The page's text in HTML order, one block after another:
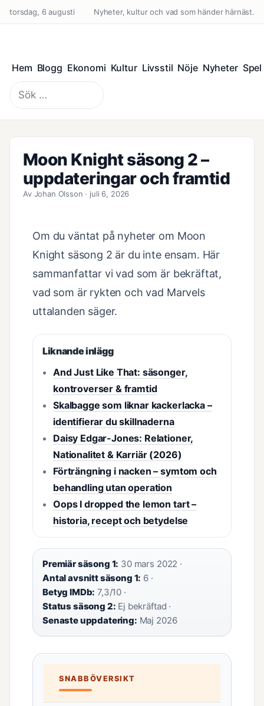
torsdag, 6 augusti Nyheter, kultur och vad som händer härnäst.
Hem Blogg Ekonomi Kultur Livsstil Nöje Nyheter Spel
Sök
efter:
Moon Knight säsong 2 –
uppdateringar och framtid
Av Johan Olsson · juli 6, 2026
Om du väntat på nyheter om Moon
Knight säsong 2 är du inte ensam. Här
sammanfattar vi vad som är bekräftat,
vad som är rykten och vad Marvels
uttalanden säger.
Liknande inlägg
And Just Like That: säsonger,
kontroverser & framtid
Skalbagge som liknar kackerlacka –
identifierar du skillnaderna
Daisy Edgar-Jones: Relationer,
Nationalitet & Karriär (2026)
Förträngning i nacken – symtom och
behandling utan operation
Oops I dropped the lemon tart –
historia, recept och betydelse
Premiär säsong 1: 30 mars 2022 ·
Antal avsnitt säsong 1: 6 ·
Betyg IMDb: 7,3/10 ·
Status säsong 2: Ej bekräftad ·
Senaste uppdatering: Maj 2026
SNABBÖVERSIKT